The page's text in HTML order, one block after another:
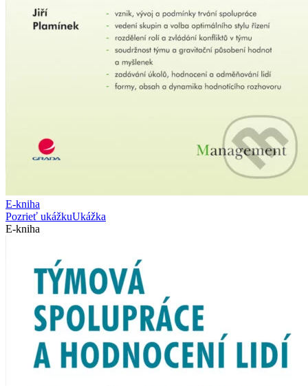
E-kniha
Pozrieť ukážkuUkážka
E-kniha